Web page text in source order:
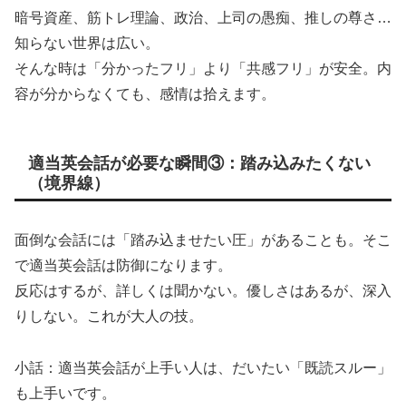
暗号資産、筋トレ理論、政治、上司の愚痴、推しの尊さ…
知らない世界は広い。
そんな時は「分かったフリ」より「共感フリ」が安全。内
容が分からなくても、感情は拾えます。
適当英会話が必要な瞬間③：踏み込みたくない
（境界線）
面倒な会話には「踏み込ませたい圧」があることも。そこ
で適当英会話は防御になります。
反応はするが、詳しくは聞かない。優しさはあるが、深入
りしない。これが大人の技。
小話：適当英会話が上手い人は、だいたい「既読スルー」
も上手いです。